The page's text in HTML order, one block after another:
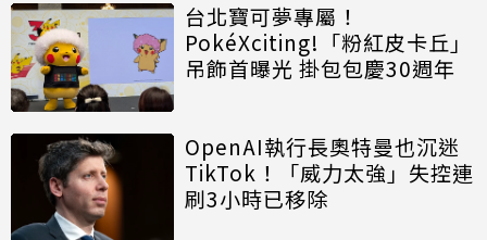
台北寶可夢專屬！
PokéXciting!「粉紅皮卡丘」
吊飾首曝光 掛包包慶30週年
OpenAI執行長奧特曼也沉迷
TikTok！「威力太強」失控連
刷3小時已移除